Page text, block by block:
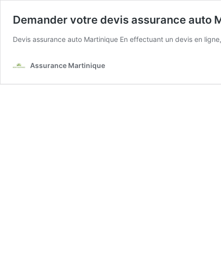
Demander votre devis assurance auto
Devis assurance auto Martinique En effectuant un devis en
Assurance Martinique